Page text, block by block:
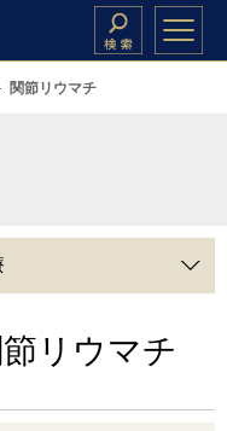
関節リウマチ
リウマチ